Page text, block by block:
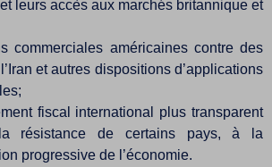
leurs accès aux marchés britannique et
commerciales américaines contre des
et autres dispositions d’applications
fiscal international plus transparent
résistance de certains pays, à la
progressive de l’économie.